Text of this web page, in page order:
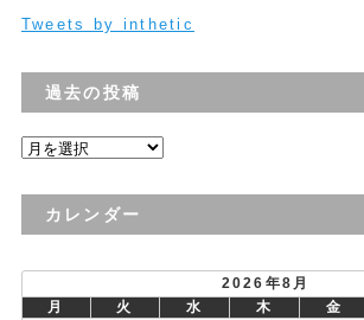
Tweets by inthetic
過去の投稿
過
の
カレンダー
2026年8月
月
火 水 木 金